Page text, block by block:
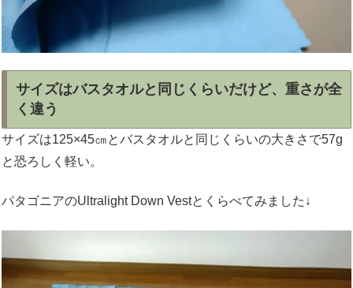
サイズはバスタオルと同じくらいだけど、重さが全
く違う
サイズは125×45㎝とバスタオルと同じくらいの大きさで57g
と恐ろしく軽い。
パタゴニアのUltralight Down Vestとくらべてみました↓